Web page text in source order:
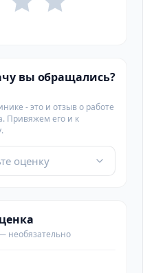
вы обращались?
- это и отзыв о работе
Привяжем его и к
оценку
необязательно